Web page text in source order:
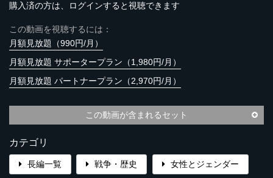
購入済の方は、ログインすると視聴できます
この動画を視聴するには：
月額見放題（990円/月）
月額見放題 サポータープラン（1,980円/月）
月額見放題 パートナープラン（2,970円/月）
この動画が含まれるセット
カテゴリ
長編一覧 戦争・歴史 女性とジェンダー